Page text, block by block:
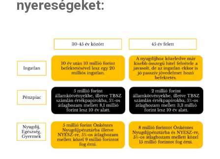
nyereségeket: